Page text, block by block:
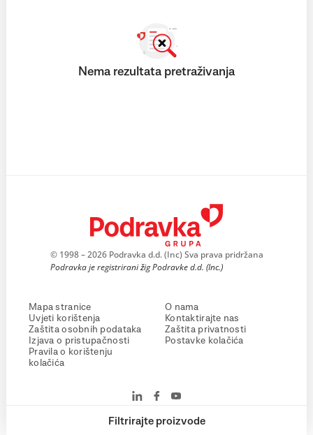
Filtrirajte proizvode
Nema rezultata pretraživanja
© 1998 – 2026 Podravka d.d. (Inc) Sva prava pridržana
Podravka je registrirani žig Podravke d.d. (Inc.)
Mapa stranice
Uvjeti korištenja
Zaštita osobnih podataka
Izjava o pristupačnosti
Pravila o korištenju
kolačića
O nama
Kontaktirajte nas
Zaštita privatnosti
Postavke kolačića